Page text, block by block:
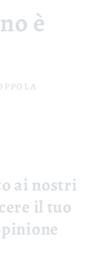
è
ai nostri
il tuo